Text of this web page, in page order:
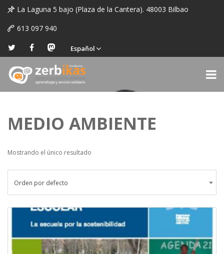
La Laguna 5 bajo (Plaza de la Cantera). 48003 Bilbao
613 097 940
Español
MEDIO AMBIENTE
Mostrando el único resultado
Orden por defecto